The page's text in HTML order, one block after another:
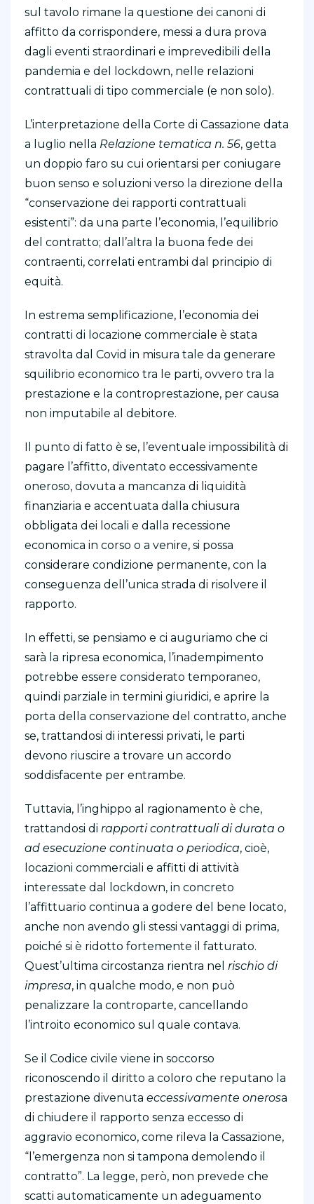
sul tavolo rimane la questione dei canoni di
affitto da corrispondere, messi a dura prova
dagli eventi straordinari e imprevedibili della
pandemia e del lockdown, nelle relazioni
contrattuali di tipo commerciale (e non solo).
L’interpretazione della Corte di Cassazione data
a luglio nella Relazione tematica n. 56, getta
un doppio faro su cui orientarsi per coniugare
buon senso e soluzioni verso la direzione della
“conservazione dei rapporti contrattuali
esistenti”: da una parte l’economia, l’equilibrio
del contratto; dall’altra la buona fede dei
contraenti, correlati entrambi dal principio di
equità.
In estrema semplificazione, l’economia dei
contratti di locazione commerciale è stata
stravolta dal Covid in misura tale da generare
squilibrio economico tra le parti, ovvero tra la
prestazione e la controprestazione, per causa
non imputabile al debitore.
Il punto di fatto è se, l’eventuale impossibilità di
pagare l’affitto, diventato eccessivamente
oneroso, dovuta a mancanza di liquidità
finanziaria e accentuata dalla chiusura
obbligata dei locali e dalla recessione
economica in corso o a venire, si possa
considerare condizione permanente, con la
conseguenza dell’unica strada di risolvere il
rapporto.
In effetti, se pensiamo e ci auguriamo che ci
sarà la ripresa economica, l’inadempimento
potrebbe essere considerato temporaneo,
quindi parziale in termini giuridici, e aprire la
porta della conservazione del contratto, anche
se, trattandosi di interessi privati, le parti
devono riuscire a trovare un accordo
soddisfacente per entrambe.
Tuttavia, l’inghippo al ragionamento è che,
trattandosi di rapporti contrattuali di durata o
ad esecuzione continuata o periodica, cioè,
locazioni commerciali e affitti di attività
interessate dal lockdown, in concreto
l’affittuario continua a godere del bene locato,
anche non avendo gli stessi vantaggi di prima,
poiché si è ridotto fortemente il fatturato.
Quest’ultima circostanza rientra nel rischio di
impresa, in qualche modo, e non può
penalizzare la controparte, cancellando
l’introito economico sul quale contava.
Se il Codice civile viene in soccorso
riconoscendo il diritto a coloro che reputano la
prestazione divenuta eccessivamente onerosa
di chiudere il rapporto senza eccesso di
aggravio economico, come rileva la Cassazione,
“l’emergenza non si tampona demolendo il
contratto”. La legge, però, non prevede che
scatti automaticamente un adeguamento